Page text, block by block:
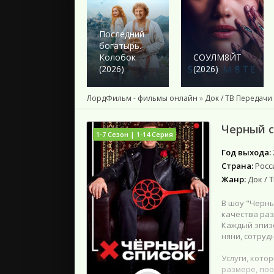
2023
2022
2021
2020
2018
Последний
богатырь.
Колобок
(2026)
СОУЛМ8ЙТ
(2026)
ЛордФильм - фильмы онлайн » Док / ТВ Передачи
Черный
Год выхода:
Страна:
Жанр: Док /
В шоу
качества
Каждый
няни,
Услуги,
размере,
1-7 Сезон | 1-14 Серия